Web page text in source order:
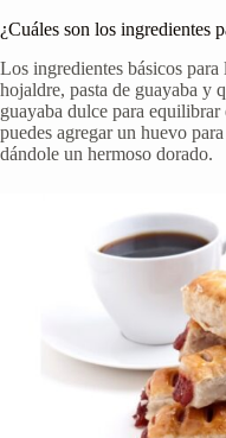
¿Cuáles son los ingredientes
Los ingredientes básicos para
hojaldre, pasta de guayaba y
guayaba dulce para
puedes agregar un huevo
dándole un hermoso dorado.